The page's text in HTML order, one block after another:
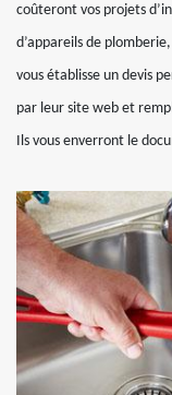
coûteront vos projets
d’appareils de
vous établisse un devis
par leur site web et
Ils vous enverront le